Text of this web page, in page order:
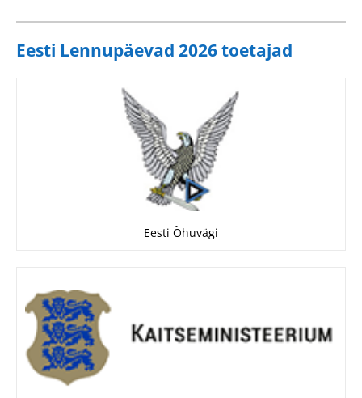
Eesti Lennupäevad 2026 toetajad
Eesti Õhuvägi